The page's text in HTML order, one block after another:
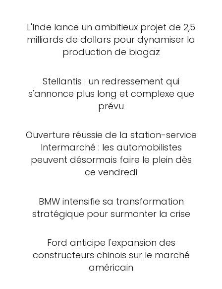
L'Inde lance un ambitieux projet de 2,5
milliards de dollars pour dynamiser la
production de biogaz
Stellantis : un redressement qui
s'annonce plus long et complexe que
prévu
Ouverture réussie de la station-service
Intermarché : les automobilistes
peuvent désormais faire le plein dès
ce vendredi
BMW intensifie sa transformation
stratégique pour surmonter la crise
Ford anticipe l'expansion des
constructeurs chinois sur le marché
américain